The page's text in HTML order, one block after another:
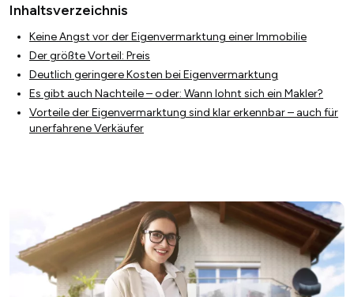
Inhaltsverzeichnis
Keine Angst vor der Eigenvermarktung einer Immobilie
Der größte Vorteil: Preis
Deutlich geringere Kosten bei Eigenvermarktung
Es gibt auch Nachteile – oder: Wann lohnt sich ein Makler?
Vorteile der Eigenvermarktung sind klar erkennbar – auch für
unerfahrene Verkäufer